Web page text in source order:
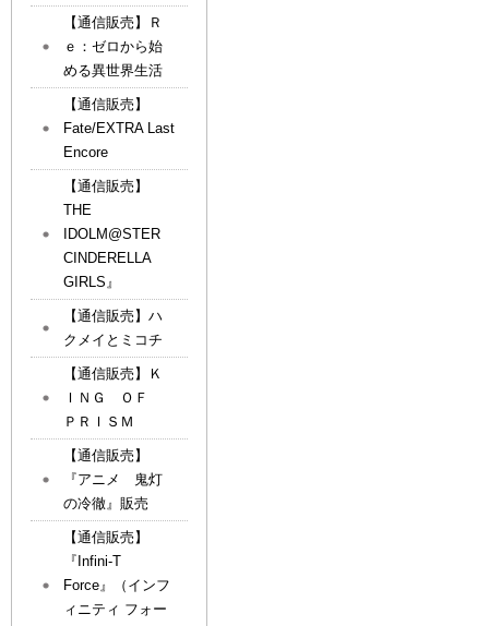
【通信販売】Ｒ
ｅ：ゼロから始
める異世界生活
【通信販売】
Fate/EXTRA Last
Encore
【通信販売】
THE
IDOLM@STER
CINDERELLA
GIRLS』
【通信販売】ハ
クメイとミコチ
【通信販売】Ｋ
ＩＮＧ ＯＦ
ＰＲＩＳＭ
【通信販売】
『アニメ 鬼灯
の冷徹』販売
【通信販売】
『Infini-T
Force』（インフ
ィニティ フォー